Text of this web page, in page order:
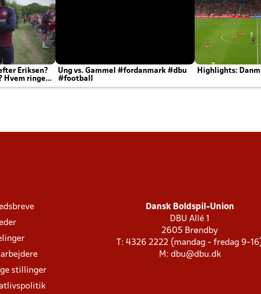
Eriksen?
Hvem ringer
Ung vs. Gammel #fordanmark #dbu
#football
Highlights:
stillinger
Dansk Boldspil-Union
DBU Allé 1
2605 Brøndby
T: 4326 2222 (mandag - fredag 9-
M: dbu@dbu.dk